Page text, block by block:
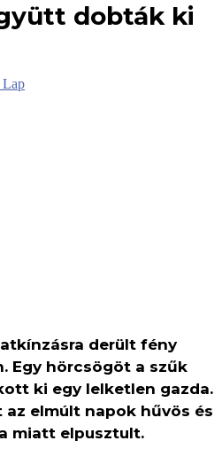
dobták ki
Lap
derült fény
Egy hörcsögöt a szűk
ki egy lelketlen gazda.
elmúlt napok hűvös és
miatt elpusztult.